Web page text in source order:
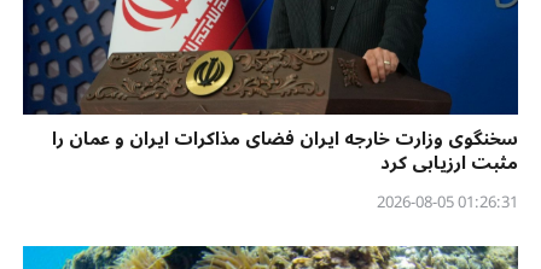
سخنگوی وزارت خارجه ایران فضای مذاکرات ایران و عمان را
مثبت ارزیابی کرد
01:26:31 2026-08-05